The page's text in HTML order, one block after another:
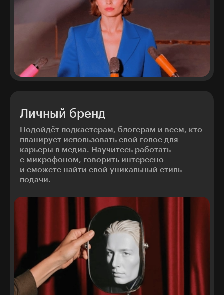
Личный бренд
Подойдёт подкастерам, блогерам и всем, кто
планирует использовать свой голос для
карьеры в медиа. Научитесь работать
с микрофоном, говорить интересно
и сможете найти свой уникальный стиль
подачи.